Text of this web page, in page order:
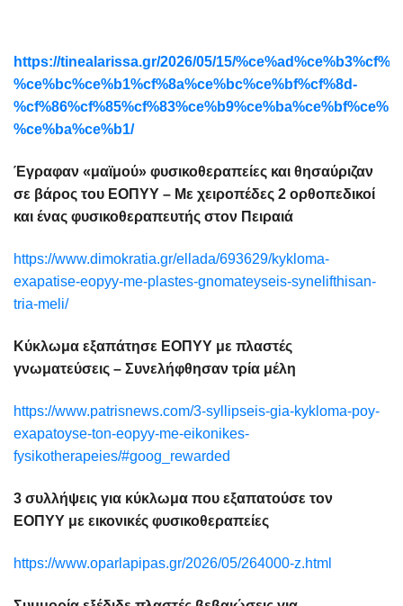
https://tinealarissa.gr/2026/05/15/
%ce%bc%ce%b1%cf%8a%ce%bc%ce%bf%cf%8d-
%ce%ba%ce%b1/
Έγραφαν «μαϊμού» φυσικοθεραπείες και θησαύριζαν
σε βάρος του ΕΟΠΥΥ – Με χειροπέδες 2 ορθοπεδικοί
και ένας φυσικοθεραπευτής στον Πειραιά
https://www.dimokratia.gr/ellada/693629/kykloma-
exapatise-eopyy-me-plastes-gnomateyseis-synelifthisan-
tria-meli/
Κύκλωμα εξαπάτησε ΕΟΠΥΥ με πλαστές
γνωματεύσεις – Συνελήφθησαν τρία μέλη
https://www.patrisnews.com/3-syllipseis-gia-kykloma-poy-
exapatoyse-ton-eopyy-me-eikonikes-
fysikotherapeies/#goog_rewarded
3 συλλήψεις για κύκλωμα που εξαπατούσε τον
ΕΟΠΥΥ με εικονικές φυσικοθεραπείες
https://www.oparlapipas.gr/2026/05/264000-z.html